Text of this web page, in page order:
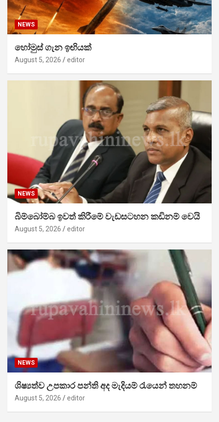
NEWS
හෝමුස් ගැන ඉඟියක්
August 5, 2026 editor
NEWS
බිම්බෝම්බ ඉවත් කිරීමේ වැඩසටහන කඩිනම් වෙයි
August 5, 2026 editor
NEWS
ශිෂ්‍යත්ව උපකාර පන්ති අද මැදියම් රැයෙන් තහනම්
August 5, 2026 editor